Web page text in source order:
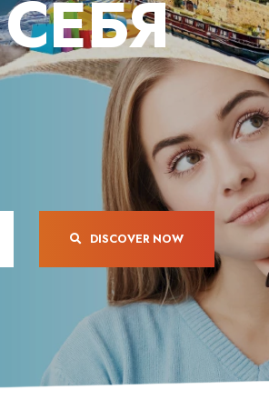
DISCOVER NOW
of Kusadasi as you saddle up...
Ayşe Özgür
Discover the Thrill of Jeep
Safari
Join us as we embark on a
thrilling Jeep Safari in...
Ayşe Özgür
Scuba Diving Kusadasi:
Explore the Underwater
Scuba Diving Kusadasi: Explore
Ayşe Özgür